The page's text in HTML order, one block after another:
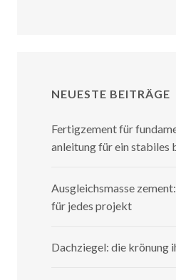
NEUESTE BEITRÄGE
Fertigzement für
anleitung für ein stabiles
Ausgleichsmasse
für jedes projekt
Dachziegel: die krönung